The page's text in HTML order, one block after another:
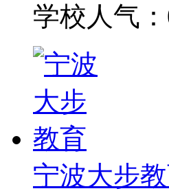
学校人气
宁波大步